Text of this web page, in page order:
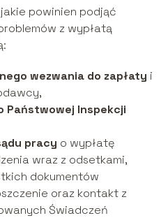
powinien podjąć
z wypłatą
wezwania do zapłaty i
Państwowej Inspekcji
pracy o wypłatę
wraz z odsetkami,
dokumentów
oraz kontakt z
Świadczeń